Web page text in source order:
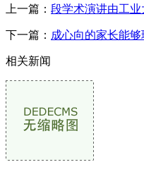
上一篇： 段学术演讲由工
下一篇： 成心向的家长能
相关新闻